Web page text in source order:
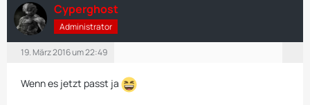
Cyperghost
Administrator
19. März 2016 um 22:49
Wenn es jetzt passt ja